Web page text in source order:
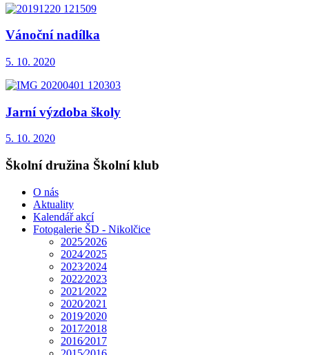
Vánoční nadílka
5. 10. 2020
Jarní výzdoba školy
5. 10. 2020
Školní družina Školní klub
O nás
Aktuality
Kalendář akcí
Fotogalerie ŠD - Nikolčice
2025⁄2026
2024⁄2025
2023⁄2024
2022⁄2023
2021⁄2022
2020⁄2021
2019⁄2020
2017⁄2018
2016⁄2017